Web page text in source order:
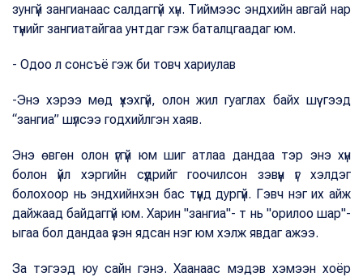
зунгүй зангианаас салдаггүй хүн. Тиймээс эндхийн авгай нар
түүнийг зангиатайгаа унтдаг гэж баталцгаадаг юм.
- Одоо л сонсъё гэж би товч хариулав
-Энэ хэрээ мөд үхэхгүй, олон жил гуаглах байх шүү гээд
“зангиа” шүлсээ годхийлгэн хаяв.
Энэ өвгөн олон үггүй юм шиг атлаа дандаа тэр энэ хүн
болон үйл хэргийн сүүдрийг гоочилсон зэвүүн үг хэлдэг
болохоор нь эндхийнхэн бас түүнд дургүй. Гэвч нэг их айж
дайжаад байдаггүй юм. Харин "зангиа"- т нь "орилоо шар"-
ыгаа бол дандаа үзэн ядсан нэг юм хэлж явдаг ажээ.
За тэгээд юу сайн гэнэ. Хаанаас мэдэв хэмээн хоёр